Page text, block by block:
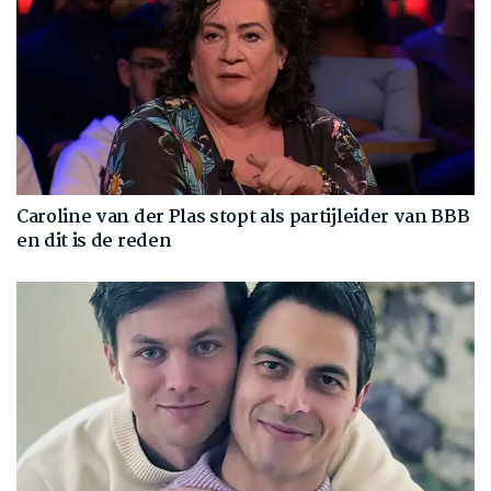
Caroline van der Plas stopt als partijleider van BBB
en dit is de reden